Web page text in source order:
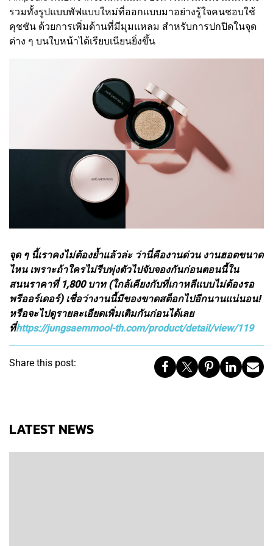
รวมทั้งรูปแบบพัฟแบบใหม่ที่ออกแบบมาอย่างรู้ใจคนชอบใช้
คุชชัน ด้วยการเพิ่มด้านที่มีมุมแหลม สำหรับการปกปิดในจุด
ต่าง ๆ บนใบหน้าได้เรียบเนียนยิ่งขึ้น
จุด ๆ นี้เราคงไม่ต้องย้ำแล้วล่ะ ว่านี่คืองานด่วน งานฮอตขนาด
ไหน เพราะถ้าใครไม่รีบพุ่งตัวไปจับจองกันก่อนตอนนี้ใน
สนนราคาที่ 1,800 บาท (ใกล้เคียงกับที่เกาหลีแบบไม่ต้องรอ
พรีออร์เดอร์) เชื่อว่างานนี้มีของขาดสต็อกไปอีกนานแน่นอน!
หรือจะไปดูรายละเอียดเพิ่มเติมกันก่อนได้เลย
ที่https://jungsaemmool-th.com/product/detail/view/119
Share this post:
LATEST NEWS